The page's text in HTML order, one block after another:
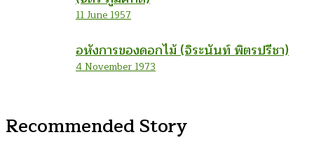
11 June 1957
อหังการของดอกไม้ (จิระนันท์ พิตรปรีชา)
4 November 1973
Recommended Story